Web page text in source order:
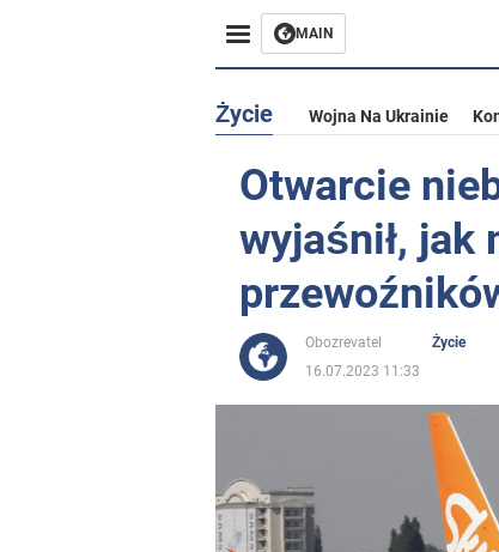
MAIN
Życie Wojna Na Ukrainie
Otwarcie
wyjaśnił, jak
Obozrevatel
Życie
16.07.2023 11:33